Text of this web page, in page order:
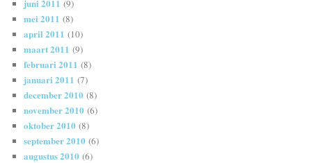
juni 2011 (9)
mei 2011 (8)
april 2011 (10)
maart 2011 (9)
februari 2011 (8)
januari 2011 (7)
december 2010 (8)
november 2010 (6)
oktober 2010 (8)
september 2010 (6)
augustus 2010 (6)